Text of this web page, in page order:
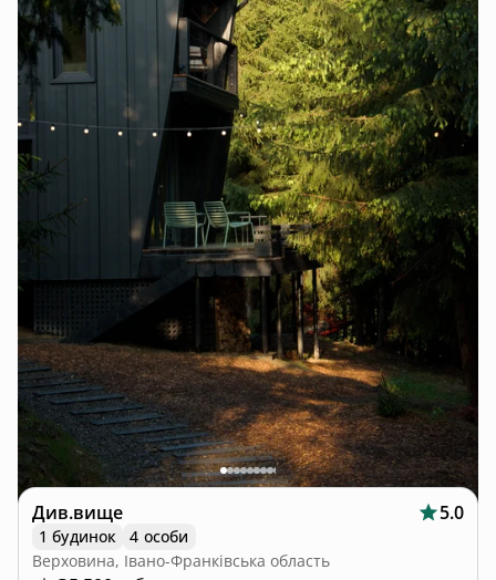
Див.вище 5.0
1 будинок
4 особи
Верховина, Івано-Франківська область